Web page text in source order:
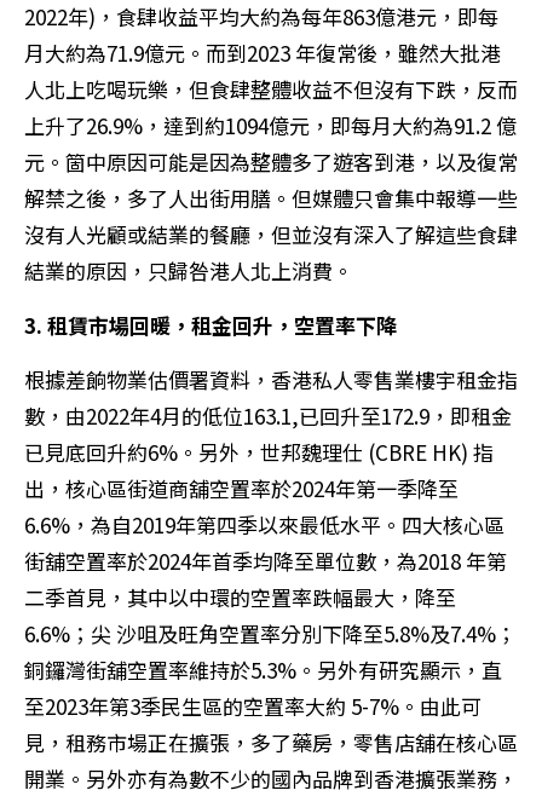
2022年)，食肆收益平均大約為每年863億港元，即每
月大約為71.9億元。而到2023 年復常後，雖然大批港
人北上吃喝玩樂，但食肆整體收益不但沒有下跌，反而
上升了26.9%，達到約1094億元，即每月大約為91.2 億
元。箇中原因可能是因為整體多了遊客到港，以及復常
解禁之後，多了人出街用膳。但媒體只會集中報導一些
沒有人光顧或結業的餐廳，但並沒有深入了解這些食肆
結業的原因，只歸咎港人北上消費。
3. 租賃市場回暖，租金回升，空置率下降
根據差餉物業估價署資料，香港私人零售業樓宇租金指
數，由2022年4月的低位163.1,已回升至172.9，即租金
已見底回升約6%。另外，世邦魏理仕 (CBRE HK) 指
出，核心區街道商舖空置率於2024年第一季降至
6.6%，為自2019年第四季以來最低水平。四大核心區
街舖空置率於2024年首季均降至單位數，為2018 年第
二季首見，其中以中環的空置率跌幅最大，降至
6.6%；尖 沙咀及旺角空置率分別下降至5.8%及7.4%；
銅鑼灣街舖空置率維持於5.3%。另外有研究顯示，直
至2023年第3季民生區的空置率大約 5-7%。由此可
見，租務市場正在擴張，多了藥房，零售店舖在核心區
開業。另外亦有為數不少的國內品牌到香港擴張業務，